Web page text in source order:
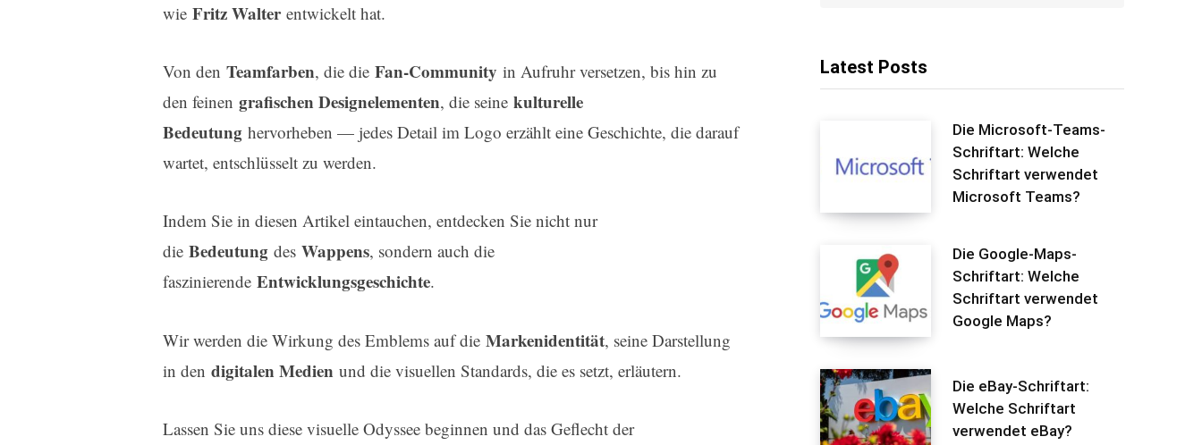
wie Fritz Walterentwickelt hat.
Von den Teamfarben, die die Fan-Community in Aufruhr versetzen, bis hin zu
den feinen grafischen Designelementen, die seine kulturelle
Bedeutunghervorheben — jedes Detail im Logo erzählt eine Geschichte, die darauf
wartet, entschlüsselt zu werden.
Indem Sie in diesen Artikel eintauchen, entdecken Sie nicht nur
die Bedeutungdes Wappens, sondern auch die
faszinierende Entwicklungsgeschichte.
Wir werden die Wirkung des Emblems auf die Markenidentität, seine Darstellung
in den digitalen Medien und die visuellen Standards, die es setzt, erläutern.
Lassen Sie uns diese visuelle Odyssee beginnen und das Geflecht der
Latest Posts
Die Microsoft-Teams-
Schriftart: Welche
Schriftart verwendet
Microsoft Teams?
Die Google-Maps-
Schriftart: Welche
Schriftart verwendet
Google Maps?
Die eBay-Schriftart:
Welche Schriftart
verwendet eBay?